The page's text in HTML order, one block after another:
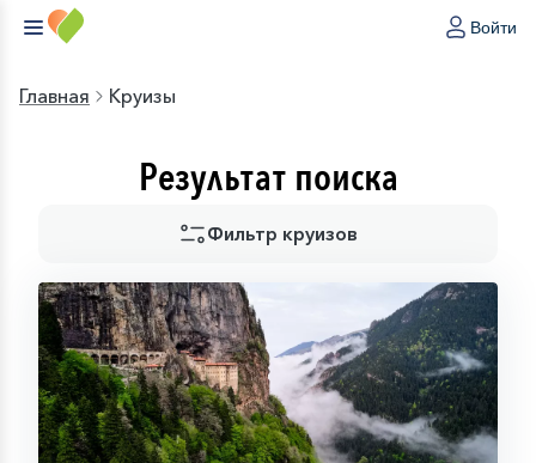
Войти
Главная Круизы
Результат поиска
Фильтр круизов